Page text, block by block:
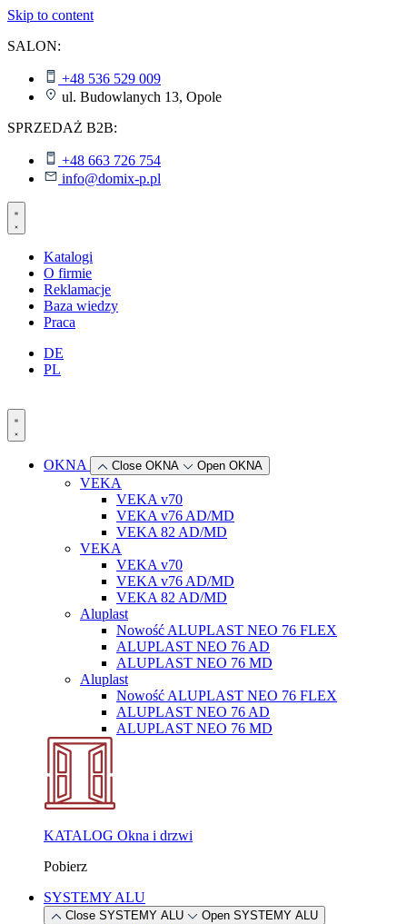
Skip to content
SALON:
+48 536 529 009
ul. Budowlanych 13, Opole
SPRZEDAŻ B2B:
+48 663 726 754
info@domix-p.pl
Katalogi
O firmie
Reklamacje
Baza wiedzy
Praca
DE
PL
OKNA Close OKNA Open OKNA
VEKA
VEKA v70
VEKA v76 AD/MD
VEKA 82 AD/MD
VEKA
VEKA v70
VEKA v76 AD/MD
VEKA 82 AD/MD
Aluplast
Nowość ALUPLAST NEO 76 FLEX
ALUPLAST NEO 76 AD
ALUPLAST NEO 76 MD
Aluplast
Nowość ALUPLAST NEO 76 FLEX
ALUPLAST NEO 76 AD
ALUPLAST NEO 76 MD
KATALOG Okna i drzwi
Pobierz
SYSTEMY ALU
Close SYSTEMY ALU Open SYSTEMY ALU